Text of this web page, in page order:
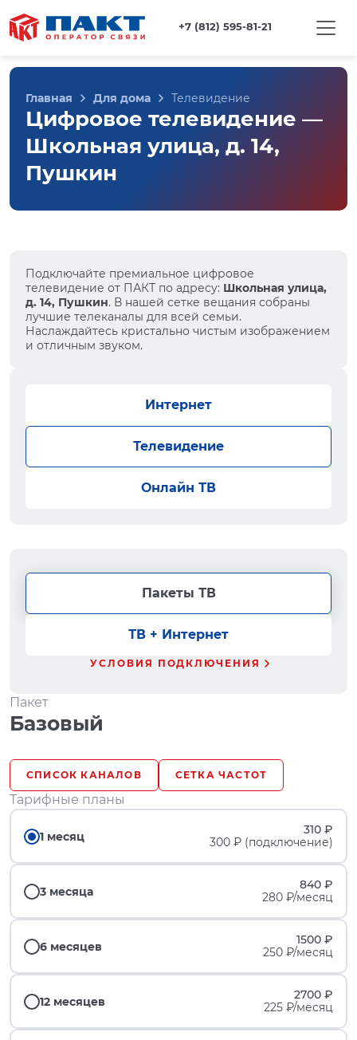
+7 (812) 595-81-21
Главная Для дома Телевидение
Цифровое телевидение —
Школьная улица, д. 14,
Пушкин
Подключайте премиальное цифровое
телевидение от ПАКТ по адресу: Школьная улица,
д. 14, Пушкин. В нашей сетке вещания собраны
лучшие телеканалы для всей семьи.
Наслаждайтесь кристально чистым изображением
и отличным звуком.
Интернет
Телевидение
Онлайн ТВ
Пакеты ТВ
ТВ + Интернет
УСЛОВИЯ ПОДКЛЮЧЕНИЯ
Пакет
Базовый
СПИСОК КАНАЛОВ СЕТКА ЧАСТОТ
Тарифные планы
1 месяц
310 ₽
300 ₽ (подключение)
3 месяца
840 ₽
280 ₽/месяц
6 месяцев
1500 ₽
250 ₽/месяц
12 месяцев
2700 ₽
225 ₽/месяц